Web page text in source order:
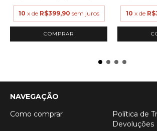
10 x de R$399,90 sem juros
COMPRAR
10 x de
NAVEGAÇÃO
Como comprar
Política de
Devoluções